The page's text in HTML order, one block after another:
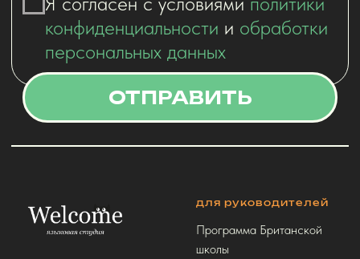
для руководителей
Программа Британской
школы